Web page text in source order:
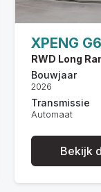
XPENG G6
RWD Long
Bouwjaar
2026
Transmissie
Automaat
Bekijk